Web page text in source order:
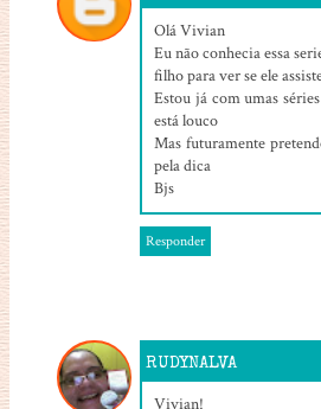
Olá Vivian
Eu não conhecia essa
filho para ver se ele
Estou já com umas
está louco
Mas futuramente
pela dica
Bjs
Responder
RUDYNALVA
Vivian!